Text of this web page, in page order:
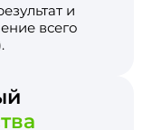
и
всего